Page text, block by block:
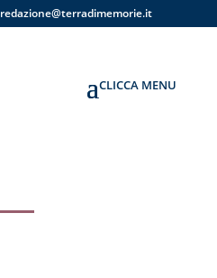
redazione@terradimemorie.it